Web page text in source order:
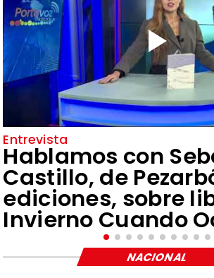
Entrevista
Hablamos con
Castillo, de
ediciones, sobre
Invierno Cuando
NACIONAL